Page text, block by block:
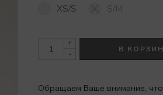
XS/S
+
-
В
Обращаем Ваше внимание,